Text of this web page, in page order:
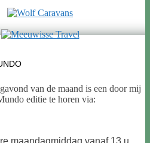
van de maand is een door mij
editie te horen via:
maandagmiddag vanaf 13 u